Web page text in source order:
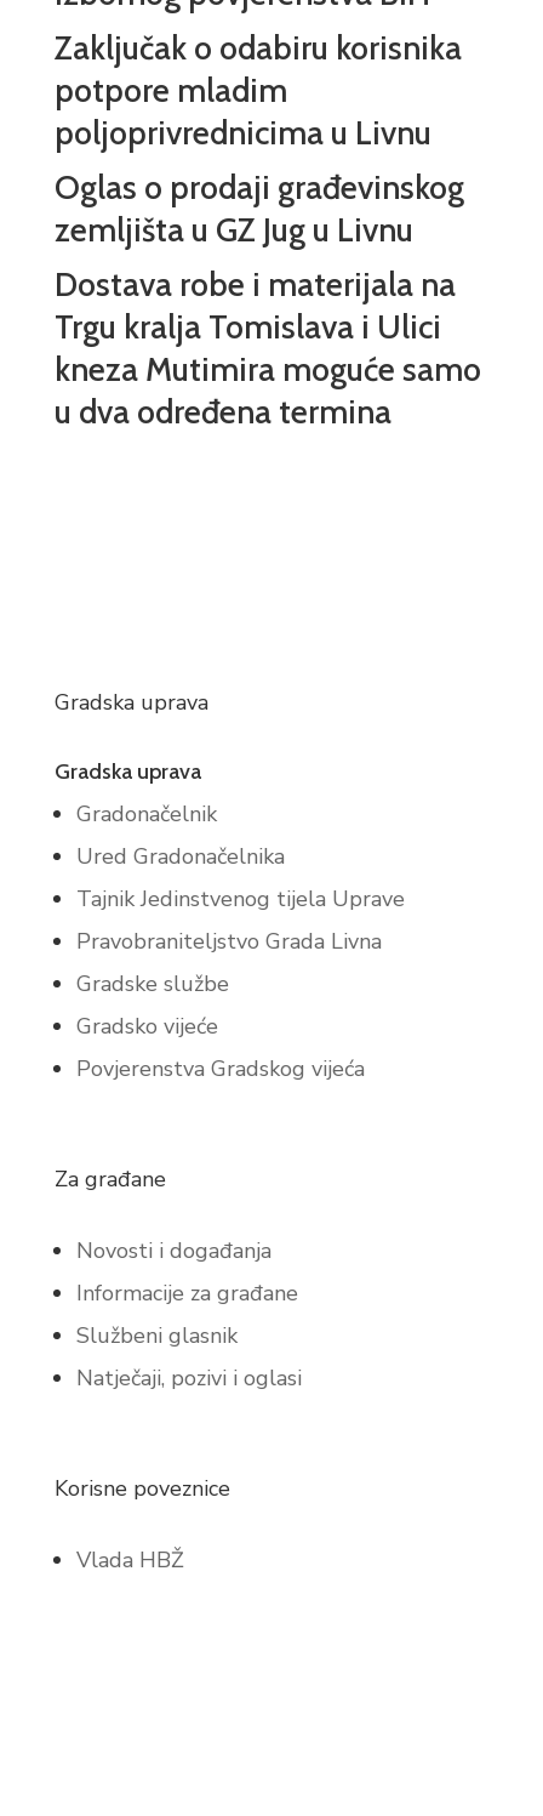
Zaključak o odabiru korisnika
potpore mladim
poljoprivrednicima u Livnu
Oglas o prodaji građevinskog
zemljišta u GZ Jug u Livnu
Dostava robe i materijala na
Trgu kralja Tomislava i Ulici
kneza Mutimira moguće samo
u dva određena termina
Gradska uprava
Gradska uprava
Gradonačelnik
Ured Gradonačelnika
Tajnik Jedinstvenog tijela Uprave
Pravobraniteljstvo Grada Livna
Gradske službe
Gradsko vijeće
Povjerenstva Gradskog vijeća
Za građane
Novosti i događanja
Informacije za građane
Službeni glasnik
Natječaji, pozivi i oglasi
Korisne poveznice
Vlada HBŽ